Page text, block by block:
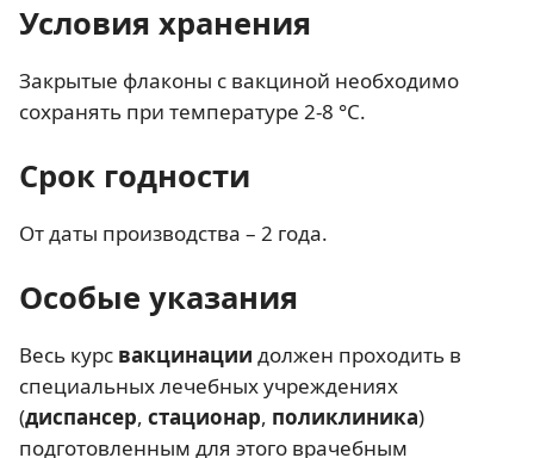
Условия хранения
Закрытые флаконы с вакциной необходимо
сохранять при температуре 2-8 °С.
Срок годности
От даты производства – 2 года.
Особые указания
Весь курс вакцинации должен проходить в
специальных лечебных учреждениях
(диспансер, стационар, поликлиника)
подготовленным для этого врачебным